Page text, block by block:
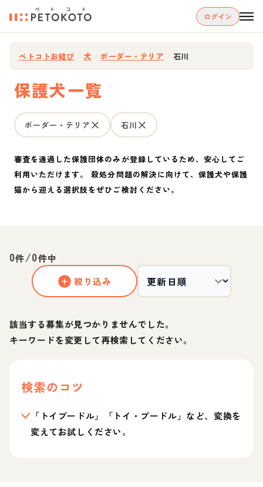
ログイン
ペトコトお結び 犬 ボーダー・テリア 石川
保護犬一覧
ボーダー・テリア 石川
審査を通過した保護団体のみが登録しているため、安心してご
利用いただけます。 殺処分問題の解決に向けて、保護犬や保護
猫から迎える選択肢をぜひご検討ください。
0件/0件中
絞り込み
該当する募集が見つかりませんでした。
キーワードを変更して再検索してください。
検索のコツ
「トイプードル」「トイ・プードル」など、変換を
変えてお試しください。